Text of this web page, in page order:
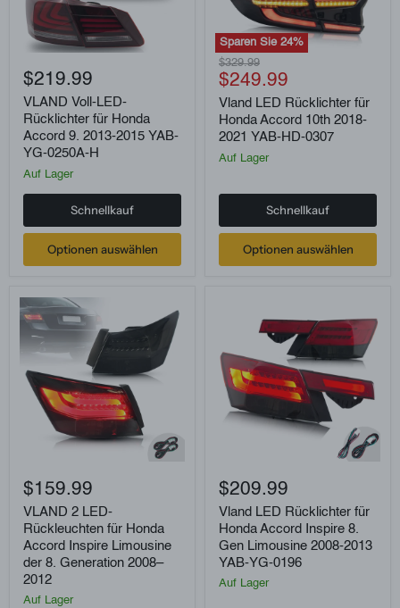
Voll-
LED-
Rücklichter
für
Honda
Accord
9.
2013-
0250A-
$219.99
VLAND Voll-LED-
Rücklichter für Honda
Accord 9. 2013-2015 YAB-
YG-0250A-H
Auf Lager
Schnellkauf
Optionen auswählen
Sparen Sie24%
Vland
LED
Rücklichter
für
Honda
Accord
10th
2018-
Ursprünglicher
Preis
$329.99
Aktueller
Preis
$249.99
Vland LED Rücklichter für
Honda Accord 10th 2018-
2021 YAB-HD-0307
Auf Lager
Schnellkauf
Optionen auswählen
2
LED-
Rückleuchten
für
Honda
Accord
Inspire
Limousine
der
$159.99
VLAND 2 LED-
Rückleuchten für Honda
Accord Inspire Limousine
der 8. Generation 2008–
2012
Auf Lager
LED
Rücklichter
für
Honda
Accord
Inspire
8.
Gen
$209.99
Vland LED Rücklichter für
Honda Accord Inspire 8.
Gen Limousine 2008-2013
YAB-YG-0196
Auf Lager